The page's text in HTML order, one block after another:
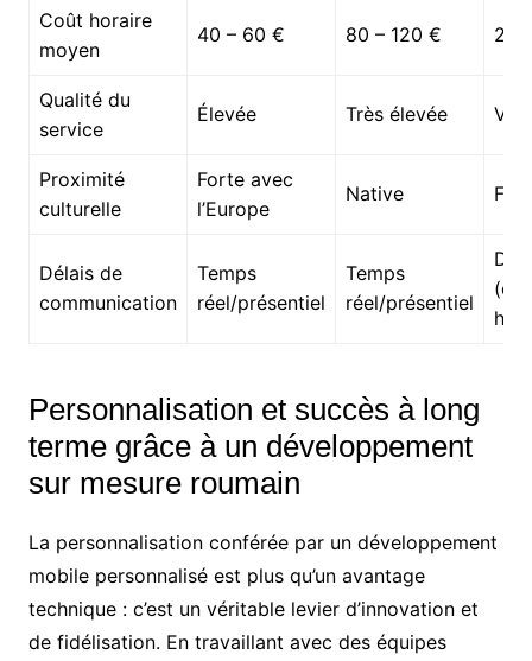
Coût horaire
moyen
40 – 60 € 80 – 120 € 25
Qualité du
service
Élevée Très élevée
Proximité
culturelle
Forte avec
l’Europe
Native
Délais de
communication
Temps
réel/présentiel
Temps
réel/présentiel
Personnalisation et succès à long
terme grâce à un développement
sur mesure roumain
La personnalisation conférée par un développement
mobile personnalisé est plus qu’un avantage
technique : c’est un véritable levier d’innovation et
de fidélisation. En travaillant avec des équipes